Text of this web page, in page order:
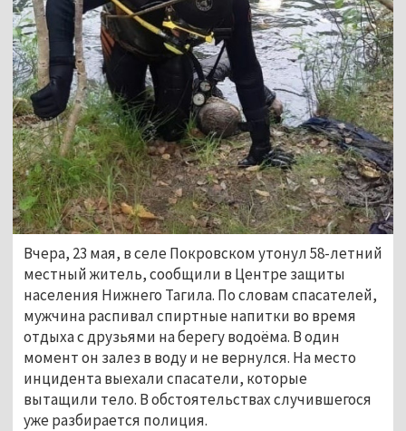
Вчера, 23 мая, в селе Покровском утонул 58-летний
местный житель, сообщили в Центре защиты
населения Нижнего Тагила. По словам спасателей,
мужчина распивал спиртные напитки во время
отдыха с друзьями на берегу водоёма. В один
момент он залез в воду и не вернулся. На место
инцидента выехали спасатели, которые
вытащили тело. В обстоятельствах случившегося
уже разбирается полиция.